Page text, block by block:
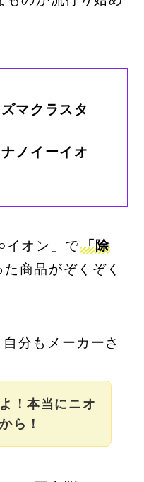
マクラスタ
ノイーイオ
イオン」で「除
商品がぞくぞく
分もメーカーさ
！本当にニオ
ら！